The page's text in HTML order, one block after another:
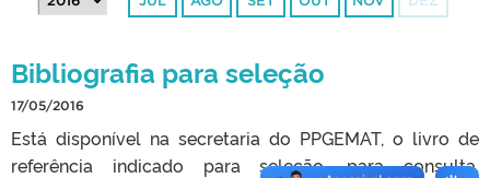
Bibliografia para seleção
17/05/2016
Está disponível na secretaria do PPGEMAT, o livro de
referência indicado para seleção, para consulta.